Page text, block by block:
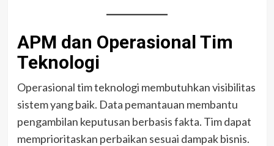
APM dan Operasional Tim
Teknologi
Operasional tim teknologi membutuhkan visibilitas
sistem yang baik. Data pemantauan membantu
pengambilan keputusan berbasis fakta. Tim dapat
memprioritaskan perbaikan sesuai dampak bisnis.